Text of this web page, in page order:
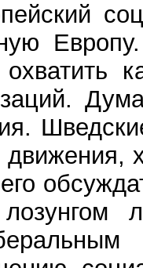
движения,